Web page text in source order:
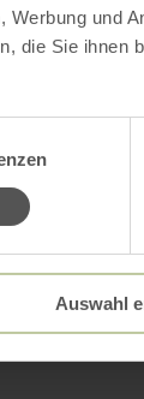
und
die Sie ihnen
Auswahl